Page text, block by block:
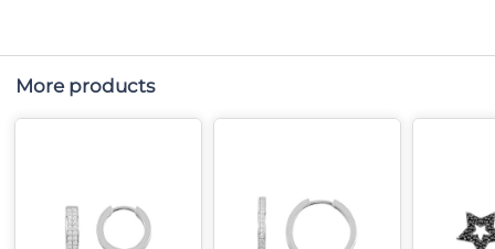
More products